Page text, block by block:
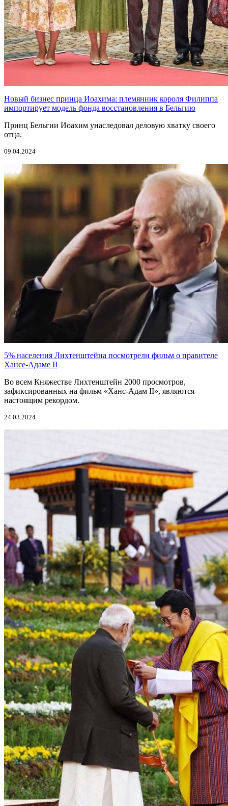
Новый бизнес принца Иоахима: племянник короля Филиппа
импортирует модель фонда восстановления в Бельгию
Принц Бельгии Иоахим унаследовал деловую хватку своего
отца.
09.04.2024
5% населения Лихтенштейна посмотрели фильм о правителе
Хансе-Адаме II
Во всем Княжестве Лихтенштейн 2000 просмотров,
зафиксированных на фильм «Ханс-Адам II», являются
настоящим рекордом.
24.03.2024